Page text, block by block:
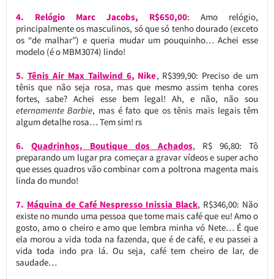
4. Relógio Marc Jacobs, R$650,00: Amo relógio,
principalmente os masculinos, só que só tenho dourado (exceto
os “de malhar”) e queria mudar um pouquinho… Achei esse
modelo (é o MBM3074) lindo!
5. Tênis Air Max Tailwind 6, Nike, R$399,90: Preciso de um
tênis que não seja rosa, mas que mesmo assim tenha cores
fortes, sabe? Achei esse bem legal! Ah, e não, não sou
eternamente Barbie, mas é fato que os tênis mais legais têm
algum detalhe rosa… Tem sim! rs
6. Quadrinhos, Boutique dos Achados, R$ 96,80: Tô
preparando um lugar pra começar a gravar vídeos e super acho
que esses quadros vão combinar com a poltrona magenta mais
linda do mundo!
7. Máquina de Café Nespresso Inissia Black, R$346,00: Não
existe no mundo uma pessoa que tome mais café que eu! Amo o
gosto, amo o cheiro e amo que lembra minha vó Nete… É que
ela morou a vida toda na fazenda, que é de café, e eu passei a
vida toda indo pra lá. Ou seja, café tem cheiro de lar, de
saudade…